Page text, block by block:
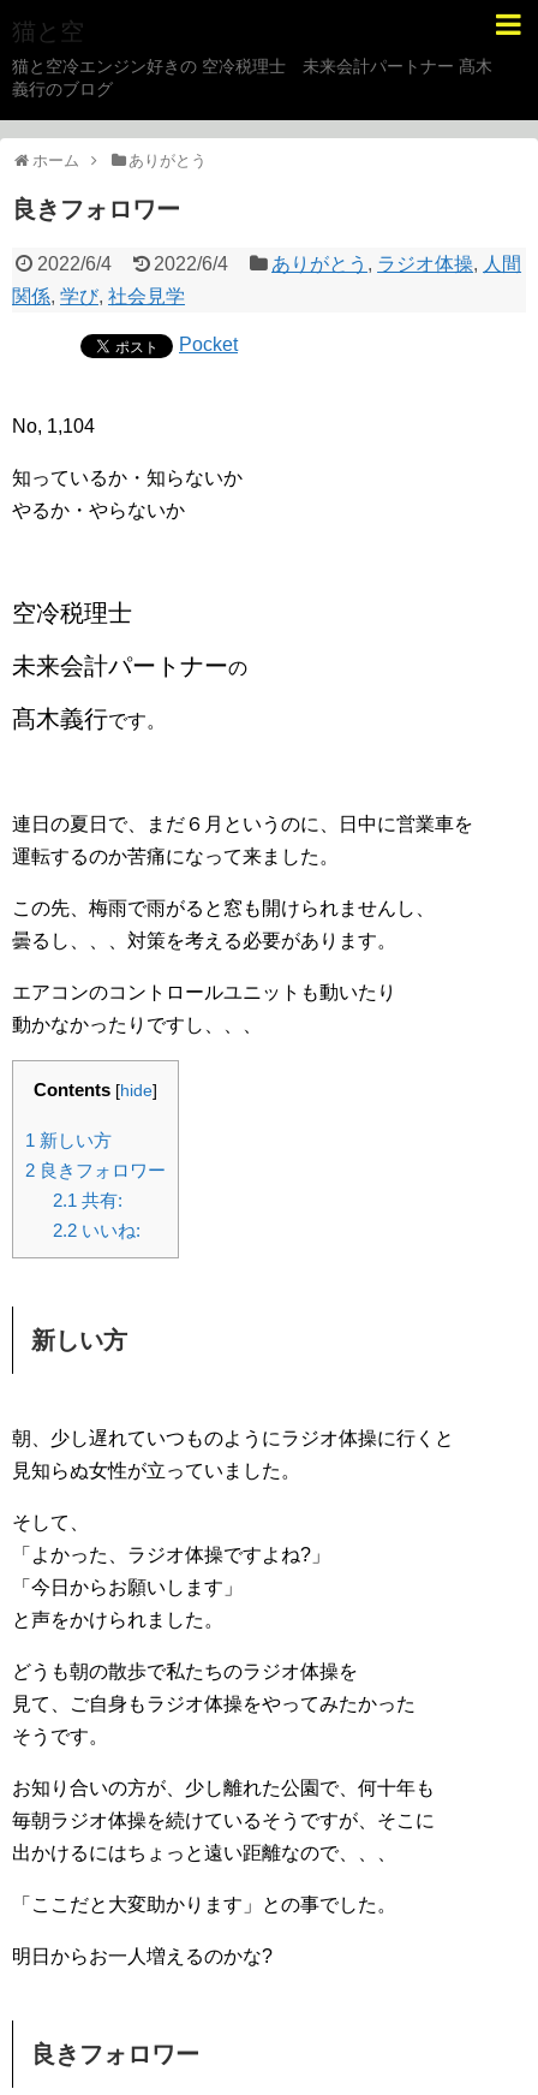
猫と空
猫と空冷エンジン好きの 空冷税理士 未来会計パートナー 髙木
義行のブログ
ホーム ありがとう
良きフォロワー
2022/6/4 2022/6/4 ありがとう , ラジオ体操, 人間
関係, 学び, 社会見学
Pocket
No, 1,104
知っているか・知らないか
やるか・やらないか
空冷税理士
未来会計パートナーの
髙木義行です。
連日の夏日で、まだ６月というのに、日中に営業車を
運転するのか苦痛になって来ました。
この先、梅雨で雨がると窓も開けられませんし、
曇るし、、、対策を考える必要があります。
エアコンのコントロールユニットも動いたり
動かなかったりですし、、、
Contents [hide]
1 新しい方
2 良きフォロワー
2.1 共有:
2.2いいね:
新しい方
朝、少し遅れていつものようにラジオ体操に行くと
見知らぬ女性が立っていました。
そして、
「よかった、ラジオ体操ですよね?」
「今日からお願いします」
と声をかけられました。
どうも朝の散歩で私たちのラジオ体操を
見て、ご自身もラジオ体操をやってみたかった
そうです。
お知り合いの方が、少し離れた公園で、何十年も
毎朝ラジオ体操を続けているそうですが、そこに
出かけるにはちょっと遠い距離なので、、、
「ここだと大変助かります」との事でした。
明日からお一人増えるのかな?
良きフォロワー